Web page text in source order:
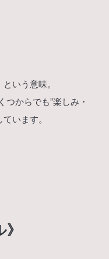
いう意味。
つからでも”楽しみ・
います。